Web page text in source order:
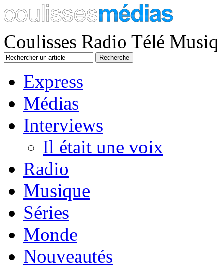
Coulisses Radio Télé
Express
Médias
Interviews
Il était une voix
Radio
Musique
Séries
Monde
Nouveautés